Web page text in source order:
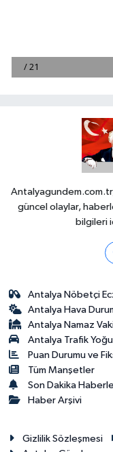
güncel olaylar,
bilgileri
Antalya Nöbetçi
Antalya Hava
Antalya Namaz
Antalya Trafik
Puan Durumu ve
Tüm Manşetler
Son Dakika
Haber Arşivi
Gizlilik Sözleşmesi